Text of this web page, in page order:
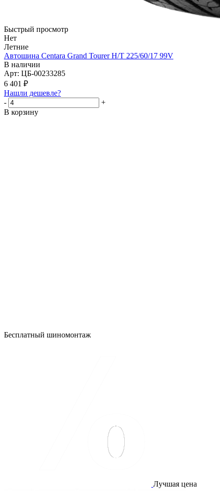
Быстрый просмотр
Нет
Летние
Автошина Centara Grand Tourer H/T 225/60/17 99V
В наличии
Арт: ЦБ-00233285
6 401 ₽
Нашли дешевле?
-
+
В корзину
Бесплатный шиномонтаж
Лучшая цена